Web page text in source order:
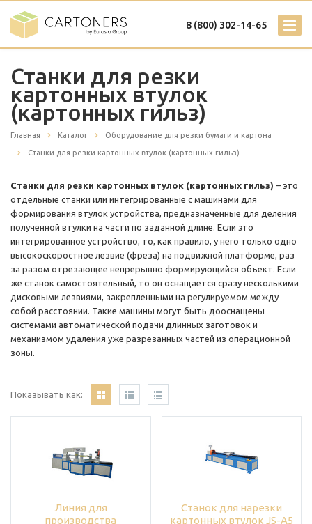
8 (800) 302-14-65
Станки для резки
картонных втулок
(картонных гильз)
Главная Каталог Оборудование для резки бумаги и картона
Станки для резки картонных втулок (картонных гильз)
Станки для резки картонных втулок (картонных гильз) – это
отдельные станки или интегрированные с машинами для
формирования втулок устройства, предназначенные для деления
полученной втулки на части по заданной длине. Если это
интегрированное устройство, то, как правило, у него только одно
высокоскоростное лезвие (фреза) на подвижной платформе, раз
за разом отрезающее непрерывно формирующийся объект. Если
же станок самостоятельный, то он оснащается сразу несколькими
дисковыми лезвиями, закрепленными на регулируемом между
собой расстоянии. Такие машины могут быть дооснащены
системами автоматической подачи длинных заготовок и
механизмом удаления уже разрезанных частей из операционной
зоны.
Показывать как:
Линия для
производства
Станок для нарезки
картонных втулок JS-A5